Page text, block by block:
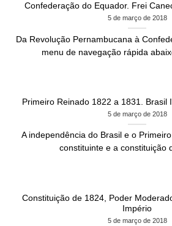
Confederação do Equador. Frei
5 de março de 2018
Da Revolução Pernambucana à
menu de navegação rápida
Primeiro Reinado 1822 a 1831. Brasil
5 de março de 2018
A independência do Brasil e o
constituinte e a constituição
Constituição de 1824, Poder
Império
5 de março de 2018